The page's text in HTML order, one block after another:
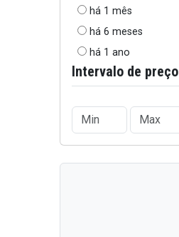
há 1 mês
há 6 meses
há 1 ano
Intervalo de preço